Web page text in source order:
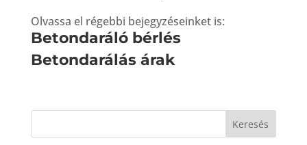
Olvassa el régebbi bejegyzéseinket is:
Betondaráló bérlés
Betondarálás árak